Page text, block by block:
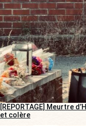
[REPORTAGE] Meurtre
et colère